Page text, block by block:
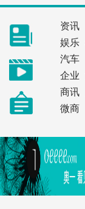
资讯
娱乐
汽车
企业
商讯
微商